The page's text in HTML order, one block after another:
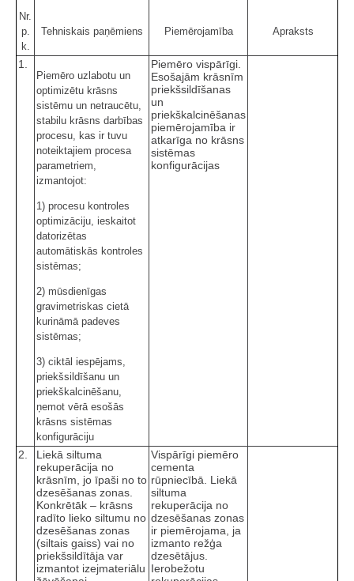
Nr.
p.
k.
Tehniskais paņēmiens Piemērojamība Apraksts
1.
Piemēro uzlabotu un
optimizētu krāsns
sistēmu un netraucētu,
stabilu krāsns darbības
procesu, kas ir tuvu
noteiktajiem procesa
parametriem,
izmantojot:
1) procesu kontroles
optimizāciju, ieskaitot
datorizētas
automātiskās kontroles
sistēmas;
2) mūsdienīgas
gravimetriskas cietā
kurināmā padeves
sistēmas;
3) ciktāl iespējams,
priekšsildīšanu un
priekškalcinēšanu,
ņemot vērā esošās
krāsns sistēmas
konfigurāciju
Piemēro vispārīgi.
Esošajām krāsnīm
priekšsildīšanas
un
priekškalcinēšanas
piemērojamība ir
atkarīga no krāsns
sistēmas
konfigurācijas
2.
Liekā siltuma
rekuperācija no
krāsnīm, jo īpaši no to
dzesēšanas zonas.
Konkrētāk – krāsns
radīto lieko siltumu no
dzesēšanas zonas
(siltais gaiss) vai no
priekšsildītāja var
izmantot izejmateriālu
Vispārīgi piemēro
cementa
rūpniecībā. Liekā
siltuma
rekuperācija no
dzesēšanas zonas
ir piemērojama, ja
izmanto režģa
dzesētājus.
Ierobežotu